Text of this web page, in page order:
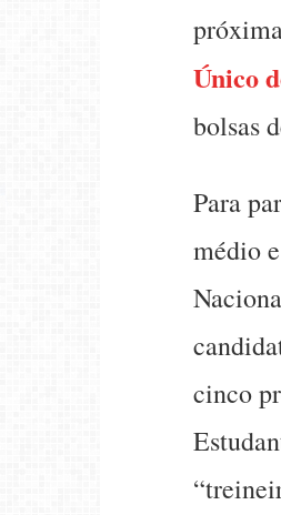
Único
bolsas
Para
médio
cinco